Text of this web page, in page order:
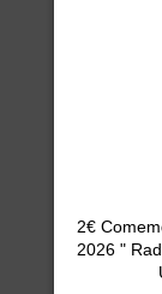
2€
2026 "